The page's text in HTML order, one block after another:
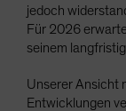
jedoch
Für 2026
seinem
Unserer Ansicht
Entwicklungen